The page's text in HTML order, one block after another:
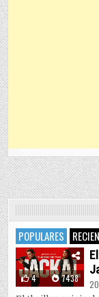
POPULARES
4 7438